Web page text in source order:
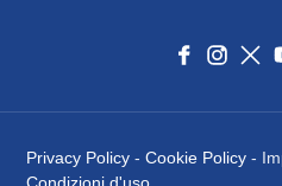
Privacy Policy -Cookie Policy -